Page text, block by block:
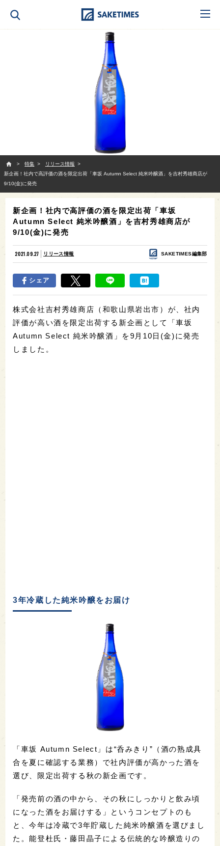
特集
リリース情報
新企画！社内で高評価の酒を限定出荷「車坂 Autumn Select 純米吟醸酒」を吉村秀雄商店が
9/10(金)に発売
新企画！社内で高評価の酒を限定出荷「車坂
Autumn Select 純米吟醸酒」を吉村秀雄商店が
9/10(金)に発売
2021.09.27 リリース情報 SAKETIMES編集部
シェア
株式会社吉村秀雄商店（和歌山県岩出市）が、社内
評価が高い酒を限定出荷する新企画として「車坂
Autumn Select 純米吟醸酒」を9月10日(金)に発売
しました。
3年冷蔵した純米吟醸をお届け
「車坂 Autumn Select」は“呑みきり”（酒の熟成具
合を夏に確認する業務）で社内評価が高かった酒を
選び、限定出荷する秋の新企画です。
「発売前の酒の中から、その秋にしっかりと飲み頃
になった酒をお届けする」というコンセプトのも
と、今年は冷蔵で3年貯蔵した純米吟醸酒を選びまし
た。能登杜氏・藤田晶子による伝統的な吟醸造りの